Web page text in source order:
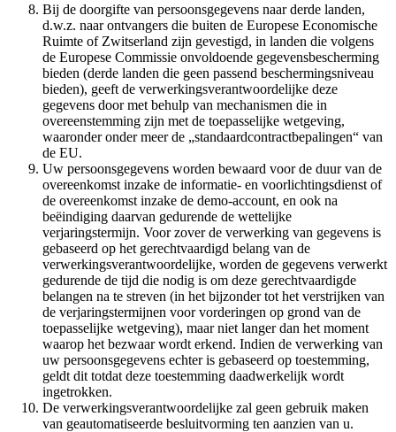
Bij de doorgifte van persoonsgegevens naar derde landen,
d.w.z. naar ontvangers die buiten de Europese Economische
Ruimte of Zwitserland zijn gevestigd, in landen die volgens
de Europese Commissie onvoldoende gegevensbescherming
bieden (derde landen die geen passend beschermingsniveau
bieden), geeft de verwerkingsverantwoordelijke deze
gegevens door met behulp van mechanismen die in
overeenstemming zijn met de toepasselijke wetgeving,
waaronder onder meer de „standaardcontractbepalingen“ van
de EU.
Uw persoonsgegevens worden bewaard voor de duur van de
overeenkomst inzake de informatie- en voorlichtingsdienst of
de overeenkomst inzake de demo-account, en ook na
beëindiging daarvan gedurende de wettelijke
verjaringstermijn. Voor zover de verwerking van gegevens is
gebaseerd op het gerechtvaardigd belang van de
verwerkingsverantwoordelijke, worden de gegevens verwerkt
gedurende de tijd die nodig is om deze gerechtvaardigde
belangen na te streven (in het bijzonder tot het verstrijken van
de verjaringstermijnen voor vorderingen op grond van de
toepasselijke wetgeving), maar niet langer dan het moment
waarop het bezwaar wordt erkend. Indien de verwerking van
uw persoonsgegevens echter is gebaseerd op toestemming,
geldt dit totdat deze toestemming daadwerkelijk wordt
ingetrokken.
De verwerkingsverantwoordelijke zal geen gebruik maken
van geautomatiseerde besluitvorming ten aanzien van u.